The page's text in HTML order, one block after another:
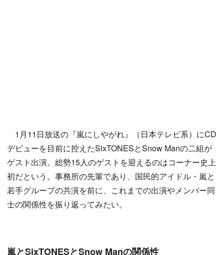
1月11日放送の『嵐にしやがれ』（日本テレビ系）にCD
デビューを目前に控えたSixTONESとSnow Manの二組が
ゲスト出演。総勢15人のゲストを迎えるのはコーナー史上
初だという。事務所の先輩であり、国民的アイドル・嵐と
若手グループの共演を前に、これまでの出演やメンバー同
士の関係性を振り返ってみたい。
嵐とSixTONESとSnow Manの関係性